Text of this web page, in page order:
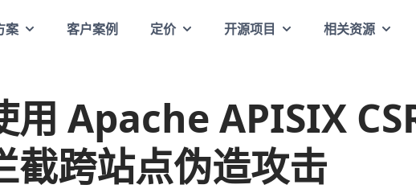
案 客户案例 定价 开源项目 相关资源
用 Apache APISIX
截跨站点伪造攻击